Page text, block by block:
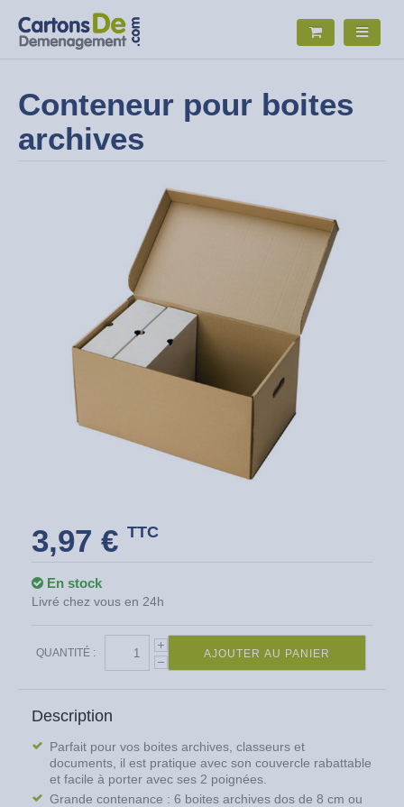
Conteneur pour boites
archives
3,97 € TTC
En stock
Livré chez vous en 24h
QUANTITÉ : AJOUTER AU PANIER
Description
Parfait pour vos boites archives, classeurs et
documents, il est pratique avec son couvercle rabattable
et facile à porter avec ses 2 poignées.
Grande contenance : 6 boites archives dos de 8 cm ou